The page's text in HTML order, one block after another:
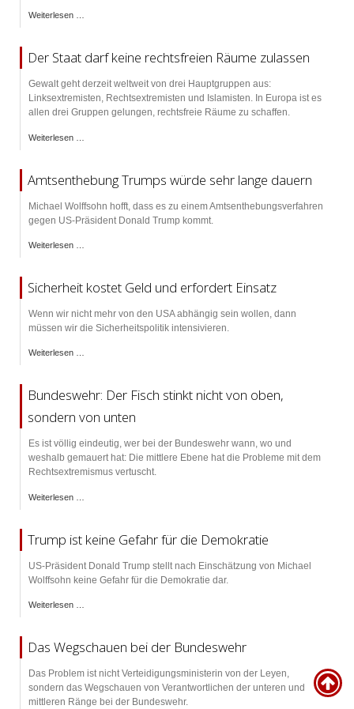
Weiterlesen …
Der Staat darf keine rechtsfreien Räume zulassen
Gewalt geht derzeit weltweit von drei Hauptgruppen aus:
Linksextremisten, Rechtsextremisten und Islamisten. In Europa ist es
allen drei Gruppen gelungen, rechtsfreie Räume zu schaffen.
Weiterlesen …
Amtsenthebung Trumps würde sehr lange dauern
Michael Wolffsohn hofft, dass es zu einem Amtsenthebungsverfahren
gegen US-Präsident Donald Trump kommt.
Weiterlesen …
Sicherheit kostet Geld und erfordert Einsatz
Wenn wir nicht mehr von den USA abhängig sein wollen, dann
müssen wir die Sicherheitspolitik intensivieren.
Weiterlesen …
Bundeswehr: Der Fisch stinkt nicht von oben,
sondern von unten
Es ist völlig eindeutig, wer bei der Bundeswehr wann, wo und
weshalb gemauert hat: Die mittlere Ebene hat die Probleme mit dem
Rechtsextremismus vertuscht.
Weiterlesen …
Trump ist keine Gefahr für die Demokratie
US-Präsident Donald Trump stellt nach Einschätzung von Michael
Wolffsohn keine Gefahr für die Demokratie dar.
Weiterlesen …
Das Wegschauen bei der Bundeswehr
Das Problem ist nicht Verteidigungsministerin von der Leyen,
sondern das Wegschauen von Verantwortlichen der unteren und
mittleren Ränge bei der Bundeswehr.